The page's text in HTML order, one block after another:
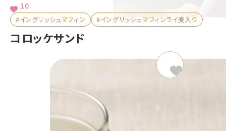
コロッケサンド
10
#イングリッシュマフィン #イングリッシュマフィンライ麦入り